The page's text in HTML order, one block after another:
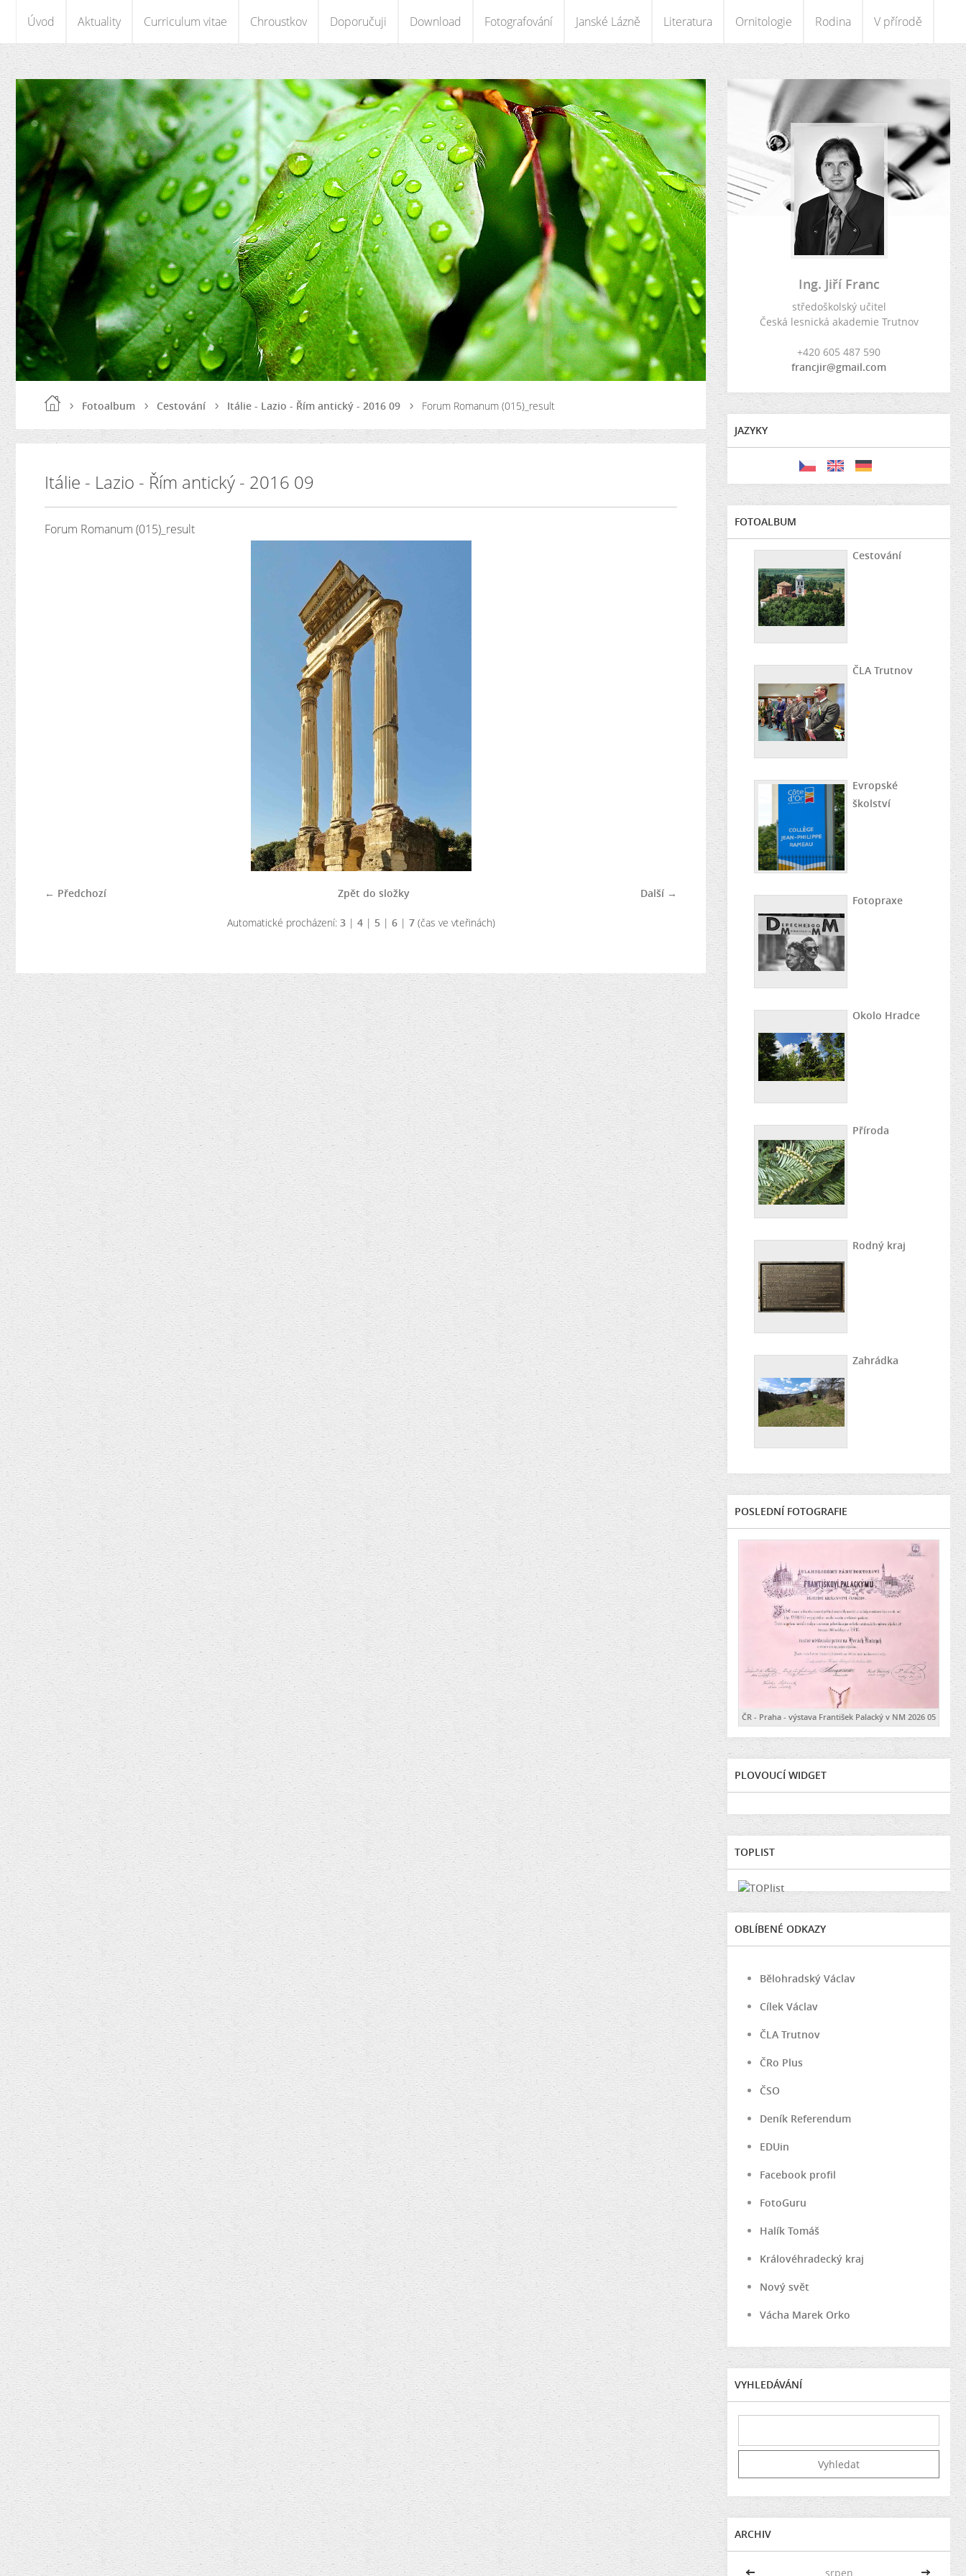
Úvod Aktuality Curriculum vitae Chroustkov Doporučuji Download Fotografování Janské Lázně Literatura Ornitologie Rodina V přírodě
Fotoalbum Cestování Itálie - Lazio - Řím antický - 2016 09 Forum Romanum (015)_result
Itálie - Lazio - Řím antický - 2016 09
Forum Romanum (015)_result
← Předchozí Další →
Zpět do složky
Automatické procházení: 3| 4| 5| 6| 7(čas ve vteřinách)
Ing. Jiří Franc
středoškolský učitel
Česká lesnická akademie Trutnov
+420 605 487 590
francjir@gmail.com
JAZYKY
FOTOALBUM
Cestování
ČLA Trutnov
Evropské
školství
Fotopraxe
Okolo Hradce
Příroda
Rodný kraj
Zahrádka
POSLEDNÍ FOTOGRAFIE
ČR - Praha - výstava František Palacký v NM 2026 05
PLOVOUCÍ WIDGET
TOPLIST
OBLÍBENÉ ODKAZY
Bělohradský Václav
Cílek Václav
ČLA Trutnov
ČRo Plus
ČSO
Deník Referendum
EDUin
Facebook profil
FotoGuru
Halík Tomáš
Královéhradecký kraj
Nový svět
Vácha Marek Orko
VYHLEDÁVÁNÍ
ARCHIV
<< srpen >>